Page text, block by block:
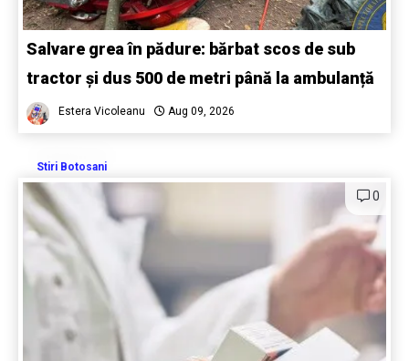
Salvare grea în pădure: bărbat scos de sub
tractor și dus 500 de metri până la ambulanță
Estera Vicoleanu Aug 09, 2026
Stiri Botosani
0